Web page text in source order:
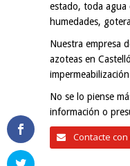
estado, toda agua
humedades,
Nuestra empresa
azoteas en
No se lo piense
información o
Contacte